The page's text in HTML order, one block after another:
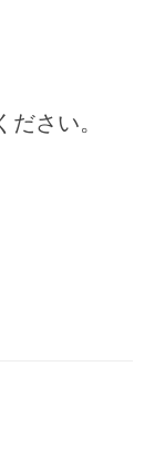
さい。